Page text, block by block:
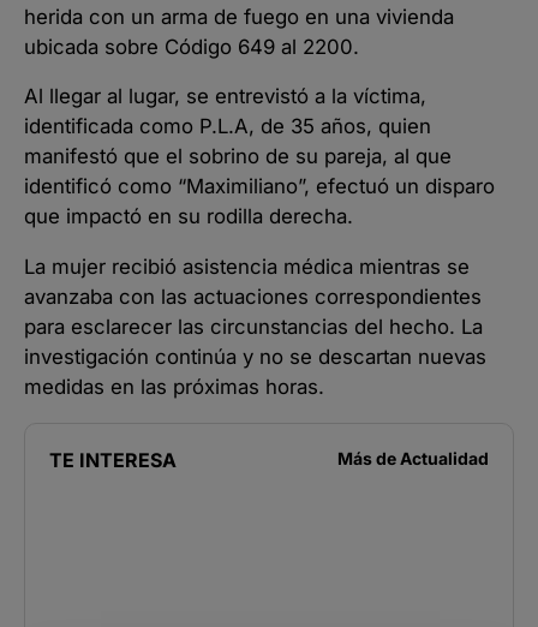
herida con un arma de fuego en una vivienda
ubicada sobre Código 649 al 2200.
Al llegar al lugar, se entrevistó a la víctima,
identificada como P.L.A, de 35 años, quien
manifestó que el sobrino de su pareja, al que
identificó como “Maximiliano”, efectuó un disparo
que impactó en su rodilla derecha.
La mujer recibió asistencia médica mientras se
avanzaba con las actuaciones correspondientes
para esclarecer las circunstancias del hecho. La
investigación continúa y no se descartan nuevas
medidas en las próximas horas.
TE INTERESA Más de Actualidad